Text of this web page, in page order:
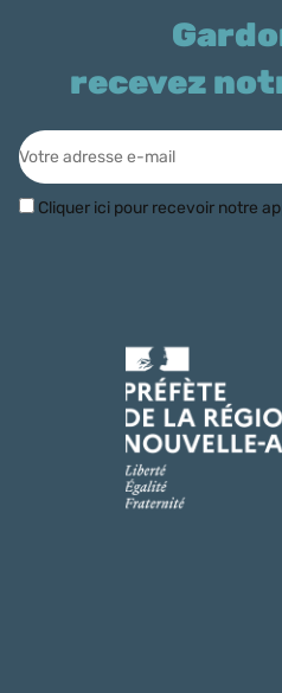
recevez
Cliquer ici pour recevoir notre